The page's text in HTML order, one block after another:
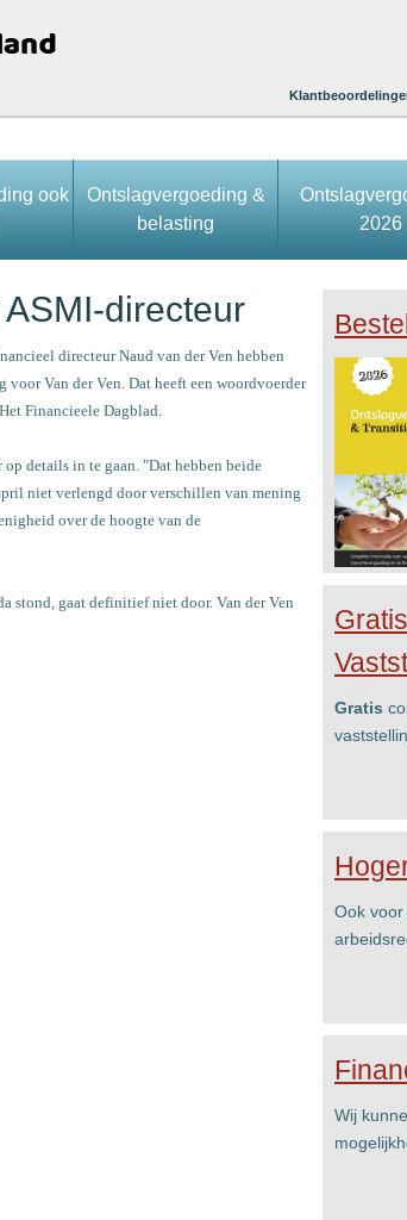
ook
Ontslagvergoeding &
belasting
2026
directeur
directeur Naud van der Ven hebben
Van der Ven. Dat heeft een woordvoerder
Financieele Dagblad.
details in te gaan. "Dat hebben beide
niet verlengd door verschillen van mening
over de hoogte van de
stond, gaat definitief niet door. Van der Ven
Gratis
Ook
Wij